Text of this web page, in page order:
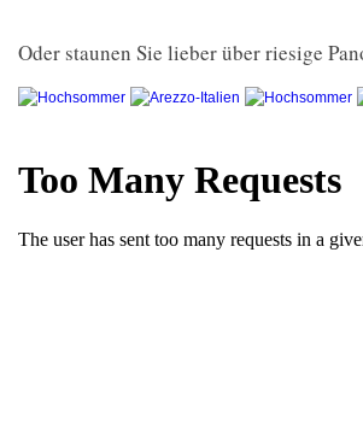
Oder staunen Sie lieber über riesige